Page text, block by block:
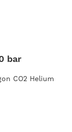
bar
CO2 Helium